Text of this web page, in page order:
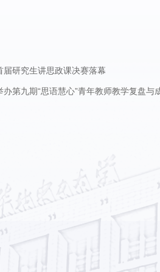
届研究生讲思政课决赛落幕
第九期“思语慧心”青年教师教学复盘与